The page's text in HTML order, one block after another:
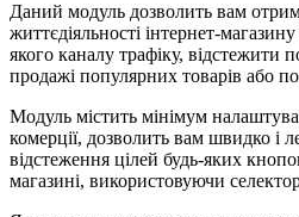
Даний модуль дозволить вам
життєдіяльності інтернет-
якого каналу трафіку, відстежити
продажі популярних товарів або
Модуль містить мінімум
комерції, дозволить вам швидко і
відстеження цілей будь-яких
магазині, використовуючи